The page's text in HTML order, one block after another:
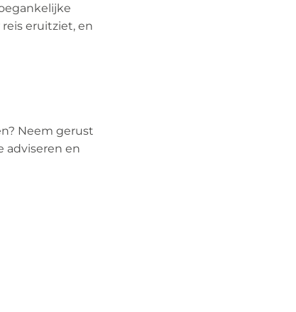
eruitziet, en
Neem gerust
adviseren en